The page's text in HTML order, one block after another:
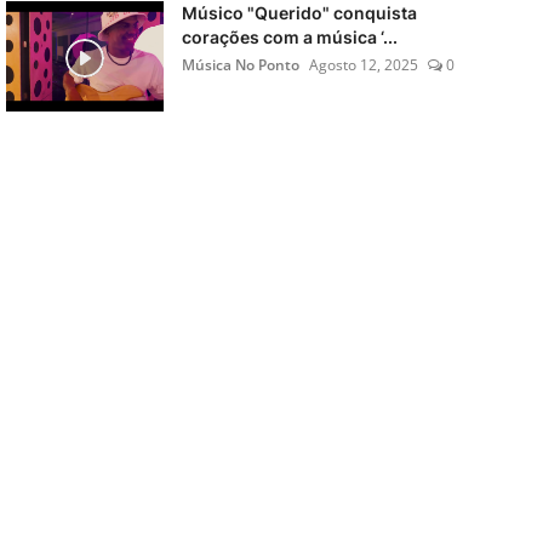
Músico "Querido" conquista
corações com a música ‘...
Música No Ponto Agosto 12, 2025 0